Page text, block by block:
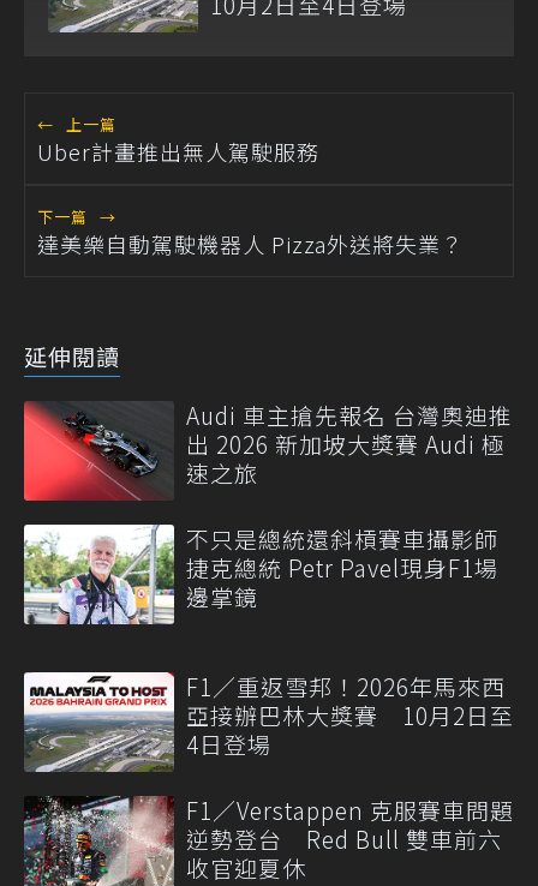
← 上一篇
Uber計畫推出無人駕駛服務
下一篇 →
達美樂自動駕駛機器人 Pizza外送將失業？
延伸閱讀
Audi 車主搶先報名 台灣奧迪推
出 2026 新加坡大獎賽 Audi 極
速之旅
不只是總統還斜槓賽車攝影師
捷克總統 Petr Pavel現身F1場
邊掌鏡
F1／重返雪邦！2026年馬來西
亞接辦巴林大獎賽 10月2日至
4日登場
F1／Verstappen 克服賽車問題
逆勢登台 Red Bull 雙車前六
收官迎夏休